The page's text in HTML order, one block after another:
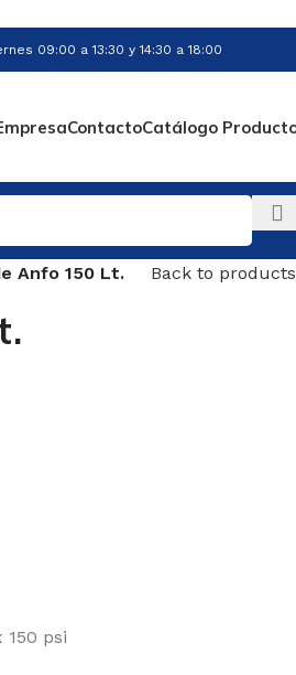
09:00 a 13:30 y 14:30 a 18:00
ContactoCatálogo
Anfo 150 Lt. Back to products
150 psi